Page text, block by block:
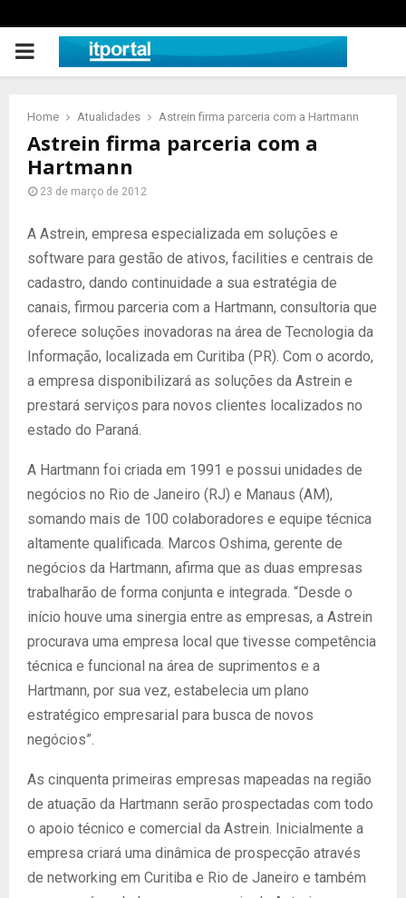
PRIMARY
Home Atualidades Astrein firma parceria com a Hartmann
Astrein firma parceria com a
Hartmann
23 de março de 2012
A Astrein, empresa especializada em soluções e
software para gestão de ativos, facilities e centrais de
cadastro, dando continuidade a sua estratégia de
canais, firmou parceria com a Hartmann, consultoria que
oferece soluções inovadoras na área de Tecnologia da
Informação, localizada em Curitiba (PR). Com o acordo,
a empresa disponibilizará as soluções da Astrein e
prestará serviços para novos clientes localizados no
estado do Paraná.
A Hartmann foi criada em 1991 e possui unidades de
negócios no Rio de Janeiro (RJ) e Manaus (AM),
somando mais de 100 colaboradores e equipe técnica
altamente qualificada. Marcos Oshima, gerente de
negócios da Hartmann, afirma que as duas empresas
trabalharão de forma conjunta e integrada. “Desde o
início houve uma sinergia entre as empresas, a Astrein
procurava uma empresa local que tivesse competência
técnica e funcional na área de suprimentos e a
Hartmann, por sua vez, estabelecia um plano
estratégico empresarial para busca de novos
negócios”.
As cinquenta primeiras empresas mapeadas na região
de atuação da Hartmann serão prospectadas com todo
o apoio técnico e comercial da Astrein. Inicialmente a
empresa criará uma dinâmica de prospecção através
de networking em Curitiba e Rio de Janeiro e também